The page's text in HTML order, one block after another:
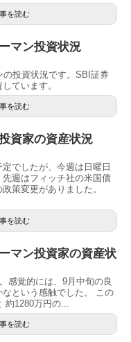
を読む
マン投資状況
投資状況です。SBI証券
ています。
を読む
資家の資産状況
でしたが、今週は日曜日
週はフィッチ社の米国債
策変更がありました。
を読む
マン投資家の資産状
感覚的には、9月中旬の良
という感触でした。 この
約1280万円の...
を読む